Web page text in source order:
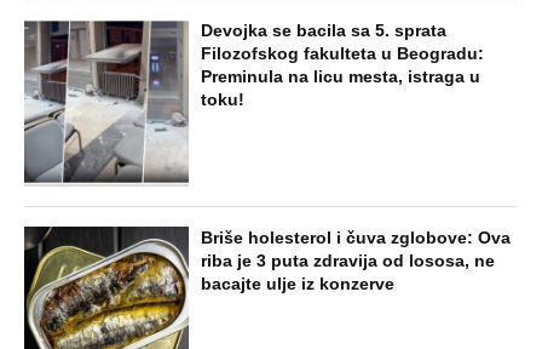
Devojka se bacila sa 5. sprata
Filozofskog fakulteta u Beogradu:
Preminula na licu mesta, istraga u
toku!
Briše holesterol i čuva zglobove: Ova
riba je 3 puta zdravija od lososa, ne
bacajte ulje iz konzerve